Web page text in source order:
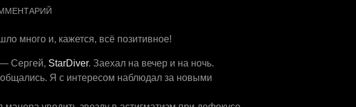
много и, кажется, всё позитивное!
— Сергей, StarDiver. Заехал на вечер и на ночь.
Я с интересом наблюдал за новыми